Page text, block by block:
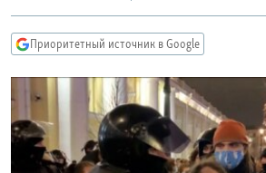
Вернутся
поиску
КАВКАЗ.РЕАЛИИ
СЕВЕР.РЕАЛИИ
СИБИРЬ.РЕАЛИИ
РАСПИСАНИЕ ВЕЩАНИЯ
Приоритетный источник в Google